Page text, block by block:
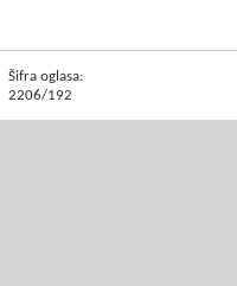
Šifra oglasa:
2206/192